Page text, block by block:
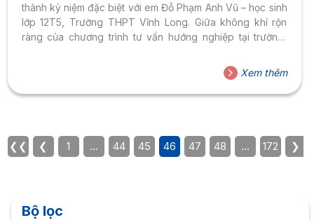
thành kỷ niệm đặc biệt với em Đỗ Phạm Anh Vũ – học sinh
lớp 12T5, Trường THPT Vĩnh Long. Giữa không khí rộn
ràng của chương trình tư vấn hướng nghiệp tại trường,
còn mở ra nhiều kỳ vọng cho chặng đường đại học phía
trước. Học bổng 70% từ Đại học Hoa Sen – ghi nhận hành
trình nỗ lực Chia sẻ thêm về...
Xem thêm
❮❮ ❮ 1 … 44 45 46 47 48 … 172 ❯
Bộ lọc